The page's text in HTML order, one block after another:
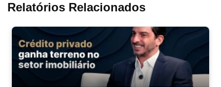
Relatórios Relacionados